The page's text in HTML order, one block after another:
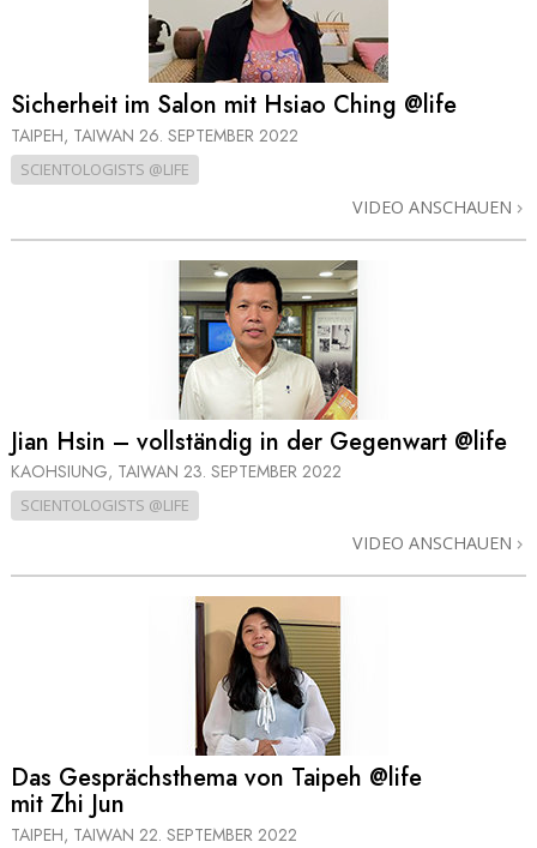
Sicherheit im Salon mit Hsiao Ching @life
TAIPEH, TAIWAN 26. SEPTEMBER 2022
SCIENTOLOGISTS @LIFE
VIDEO ANSCHAUEN
Jian Hsin – vollständig in der Gegenwart @life
KAOHSIUNG, TAIWAN 23. SEPTEMBER 2022
SCIENTOLOGISTS @LIFE
VIDEO ANSCHAUEN
Das Gesprächsthema von Taipeh @life
mit Zhi Jun
TAIPEH, TAIWAN 22. SEPTEMBER 2022